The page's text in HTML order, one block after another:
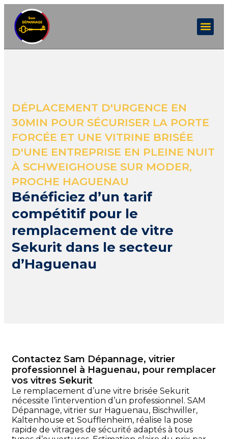
DÉPLACEMENT D'URGENCE EN
30MIN POUR SÉCURISER LA PORTE
FORCÉE ET UNE VITRINE BRISÉE
D'UNE ENTREPRISE EN PLEINE NUIT
À SCHWEIGHOUSE SUR MODER,
PROCHE HAGUENAU
Bénéficiez d’un tarif
compétitif pour le
remplacement de vitre
Sekurit dans le secteur
d’Haguenau
Contactez Sam Dépannage, vitrier
professionnel à Haguenau, pour remplacer
vos vitres Sekurit
Le remplacement d’une vitre brisée Sekurit
nécessite l’intervention d’un professionnel. SAM
Dépannage, vitrier sur Haguenau, Bischwiller,
Kaltenhouse et Soufflenheim, réalise la pose
rapide de vitrages de sécurité adaptés à tous